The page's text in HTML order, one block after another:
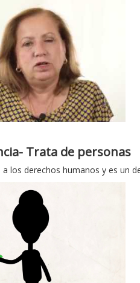
Trata de personas
los derechos humanos y es un